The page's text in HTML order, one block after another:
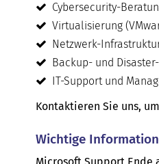
Cybersecurity-
Virtualisierung
Netzwerk-
Backup- und
IT-Support und
Kontaktieren Sie uns,
Wichtige